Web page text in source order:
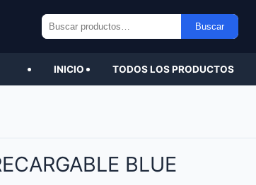
Buscar
por:
Buscar
INICIO TODOS LOS PRODUCTOS
BLUE